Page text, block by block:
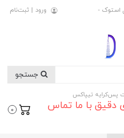
استوک -
ورود | ثبت‌نام
دقیق با ما تماس
0